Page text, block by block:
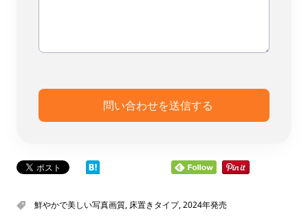
鮮やかで美しい写真画質, 床置きタイプ,2024年発売